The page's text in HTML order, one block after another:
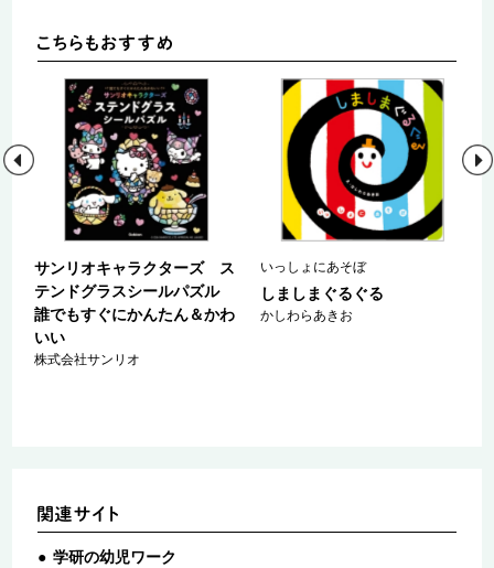
サンリオキャラクターズ ス
テンドグラスシールパズル
誰でもすぐにかんたん＆かわ
いい
株式会社サンリオ
いっしょにあそぼ
しましまぐるぐる
かしわらあきお
学研の幼児ワーク